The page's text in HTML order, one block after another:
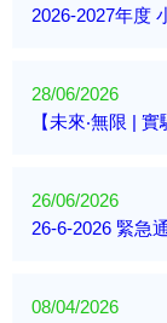
2026-2027年度
28/06/2026
【未來‧無限 |
26/06/2026
26-6-2026 緊急
08/04/2026